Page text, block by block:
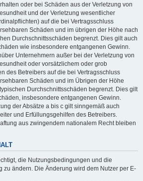
oder bei Schäden aus der Verletzung von
und der Verletzung wesentlicher
auf die bei Vertragsschluss
Schäden und im übrigen der Höhe nach
Durchschnittsschäden begrenzt. Dies gilt auch
wie insbesondere entgangenen Gewinn.
Unternehmern außer bei der Verletzung von
oder vorsätzlichem oder grob
des Betreibers auf die bei Vertragsschluss
Schäden und im Übrigen der Höhe
Durchschnittsschäden begrenzt. Dies gilt
insbesondere entgangenen Gewinn.
der Absätze a bis c gilt sinngemäß auch
und Erfüllungsgehilfen des Betreibers.
aus zwingendem nationalem Recht bleiben
die Nutzungsbedingungen und die
zu ändern. Die Änderung wird dem Nutzer per E-